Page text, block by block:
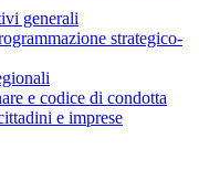
generali
strategico-
e codice di condotta
e imprese